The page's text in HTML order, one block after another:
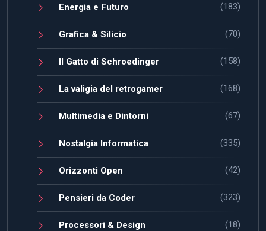
Energia e Futuro (183)
Grafica & Silicio (70)
Il Gatto di Schroedinger (158)
La valigia del retrogamer (168)
Multimedia e Dintorni (67)
Nostalgia Informatica (335)
Orizzonti Open (42)
Pensieri da Coder (323)
Processori & Design (18)